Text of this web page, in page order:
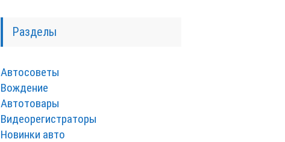
Разделы
Автосоветы
Вождение
Автотовары
Видеорегистраторы
Новинки авто